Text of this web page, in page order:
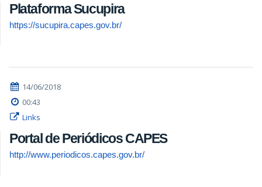
Plataforma Sucupira
https://sucupira.capes.gov.br/
14/06/2018
00:43
Links
Portal de Periódicos CAPES
http://www.periodicos.capes.gov.br/